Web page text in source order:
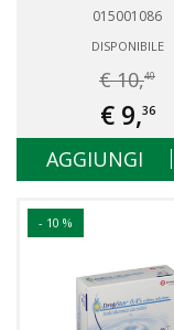
015001086
DISPONIBILE
€ 10,40
€ 9,36
AGGIUNGI
- 10 %